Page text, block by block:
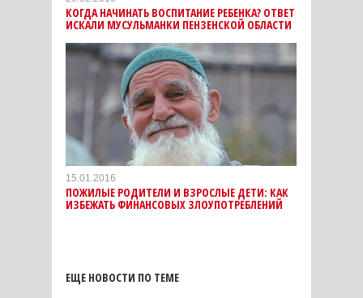
КОГДА НАЧИНАТЬ ВОСПИТАНИЕ РЕБЕНКА? ОТВЕТ
ИСКАЛИ МУСУЛЬМАНКИ ПЕНЗЕНСКОЙ ОБЛАСТИ
15.01.2016
ПОЖИЛЫЕ РОДИТЕЛИ И ВЗРОСЛЫЕ ДЕТИ: КАК
ИЗБЕЖАТЬ ФИНАНСОВЫХ ЗЛОУПОТРЕБЛЕНИЙ
ЕЩЕ НОВОСТИ ПО ТЕМЕ